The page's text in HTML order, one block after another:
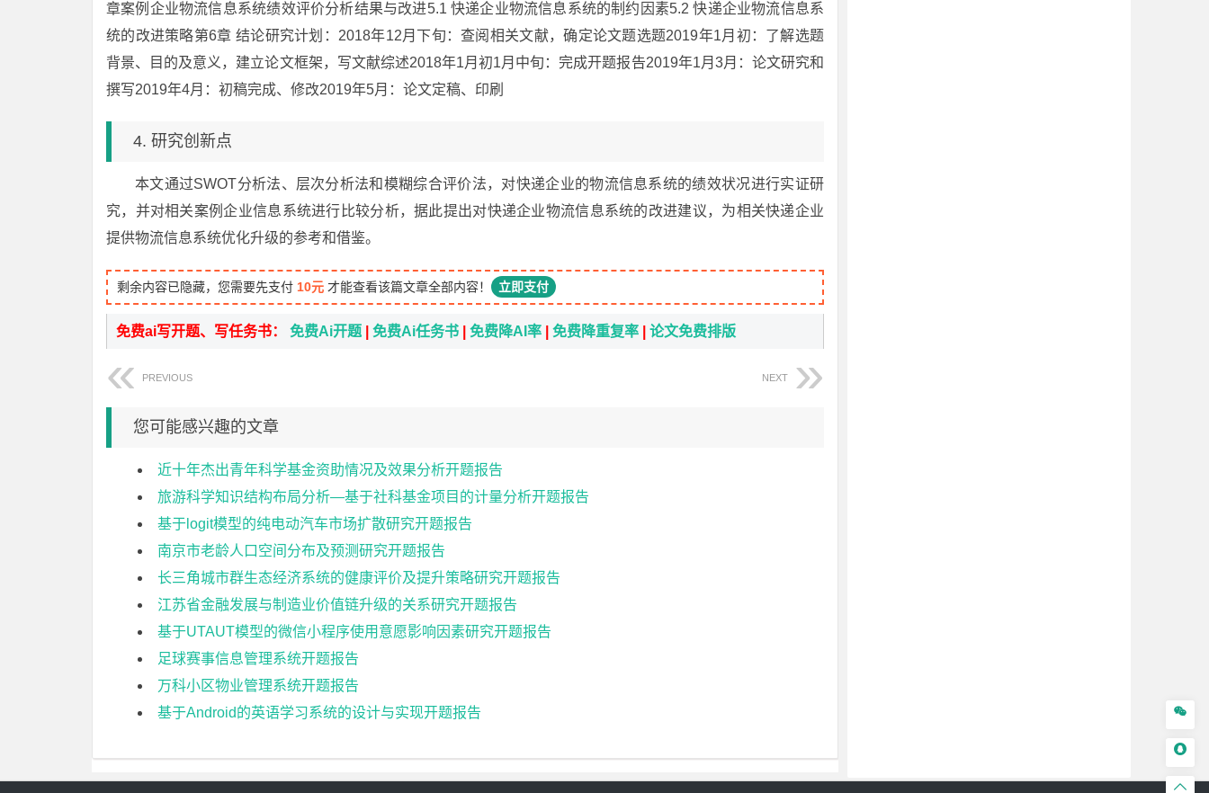
章案例企业物流信息系统绩效评价分析结果与改进5.1 快递企业物流信息系统的制约因素5.2 快递企业物流信息系
统的改进策略第6章 结论研究计划：2018年12月下旬：查阅相关文献，确定论文题选题2019年1月初：了解选题
背景、目的及意义，建立论文框架，写文献综述2018年1月初1月中旬：完成开题报告2019年1月3月：论文研究和
撰写2019年4月：初稿完成、修改2019年5月：论文定稿、印刷
4. 研究创新点
本文通过SWOT分析法、层次分析法和模糊综合评价法，对快递企业的物流信息系统的绩效状况进行实证研
究，并对相关案例企业信息系统进行比较分析，据此提出对快递企业物流信息系统的改进建议，为相关快递企业
提供物流信息系统优化升级的参考和借鉴。
剩余内容已隐藏，您需要先支付 10元 才能查看该篇文章全部内容！ 立即支付
免费ai写开题、写任务书： 免费Ai开题 免费Ai任务书 免费降AI率 免费降重复率 论文免费排版
PREVIOUS NEXT
您可能感兴趣的文章
近十年杰出青年科学基金资助情况及效果分析开题报告
旅游科学知识结构布局分析—基于社科基金项目的计量分析开题报告
基于logit模型的纯电动汽车市场扩散研究开题报告
南京市老龄人口空间分布及预测研究开题报告
长三角城市群生态经济系统的健康评价及提升策略研究开题报告
江苏省金融发展与制造业价值链升级的关系研究开题报告
基于UTAUT模型的微信小程序使用意愿影响因素研究开题报告
足球赛事信息管理系统开题报告
万科小区物业管理系统开题报告
基于Android的英语学习系统的设计与实现开题报告


